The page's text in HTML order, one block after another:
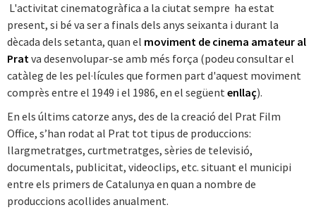
L'activitat cinematogràfica a la ciutat sempre ha estat
present, si bé va ser a finals dels anys seixanta i durant la
dècada dels setanta, quan el moviment de cinema amateur al
Pratva desenvolupar-se amb més força (podeu consultar el
catàleg de les pel·lícules que formen part d'aquest moviment
comprès entre el 1949 i el 1986, en el següentenllaç).
En els últims catorze anys, des de la creació del Prat Film
Office, s’han rodat al Prat tot tipus de produccions:
llargmetratges, curtmetratges, sèries de televisió,
documentals, publicitat, videoclips, etc. situant el municipi
entre els primers de Catalunya en quan a nombre de
produccions acollides anualment.